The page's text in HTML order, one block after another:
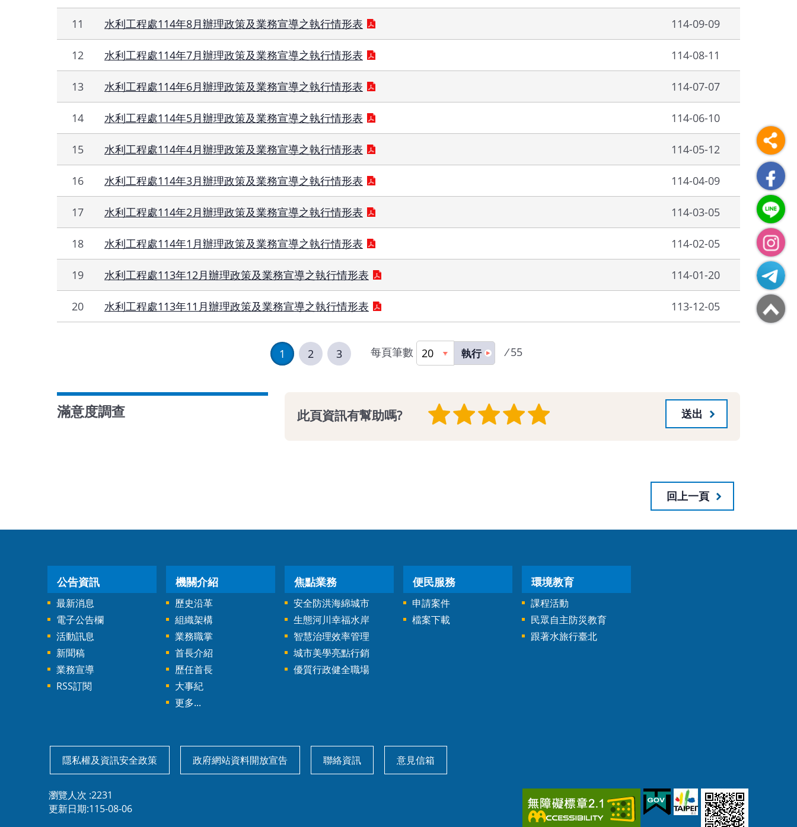
11 水利工程處114年8月辦理政策及業務宣導之執行情形表 114-09-09
12 水利工程處114年7月辦理政策及業務宣導之執行情形表 114-08-11
13 水利工程處114年6月辦理政策及業務宣導之執行情形表 114-07-07
14 水利工程處114年5月辦理政策及業務宣導之執行情形表 114-06-10
15 水利工程處114年4月辦理政策及業務宣導之執行情形表 114-05-12
16 水利工程處114年3月辦理政策及業務宣導之執行情形表 114-04-09
17 水利工程處114年2月辦理政策及業務宣導之執行情形表 114-03-05
18 水利工程處114年1月辦理政策及業務宣導之執行情形表 114-02-05
19 水利工程處113年12月辦理政策及業務宣導之執行情形表 114-01-20
20 水利工程處113年11月辦理政策及業務宣導之執行情形表 113-12-05
1 2 3 每頁筆數 執行 / 55
滿意度調查 此頁資訊有幫助嗎?
回上一頁
公告資訊
最新消息
電子公告欄
活動訊息
新聞稿
業務宣導
RSS訂閱
機關介紹
歷史沿革
組織架構
業務職掌
首長介紹
歷任首長
大事紀
更多...
焦點業務
安全防洪海綿城市
生態河川幸福水岸
智慧治理效率管理
城市美學亮點行銷
優質行政健全職場
便民服務
申請案件
檔案下載
環境教育
課程活動
民眾自主防災教育
跟著水旅行臺北
隱私權及資訊安全政策 政府網站資料開放宣告 聯絡資訊 意見信箱
瀏覽人次 2231
更新日期 115-08-06